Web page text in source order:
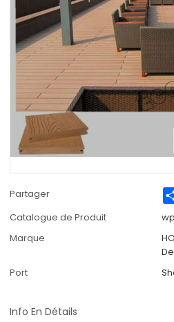
Partager
Catalogue de Produit
Marque
Port
Info En Détails